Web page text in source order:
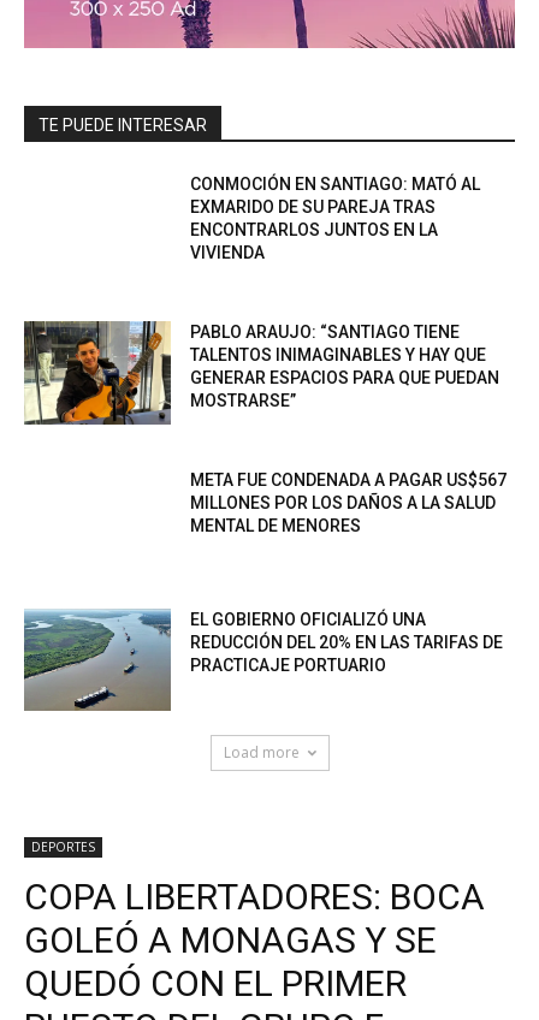
TE PUEDE INTERESAR
CONMOCIÓN EN SANTIAGO: MATÓ AL
EXMARIDO DE SU PAREJA TRAS
ENCONTRARLOS JUNTOS EN LA
VIVIENDA
PABLO ARAUJO: “SANTIAGO TIENE
TALENTOS INIMAGINABLES Y HAY QUE
GENERAR ESPACIOS PARA QUE PUEDAN
MOSTRARSE”
META FUE CONDENADA A PAGAR US$567
MILLONES POR LOS DAÑOS A LA SALUD
MENTAL DE MENORES
EL GOBIERNO OFICIALIZÓ UNA
REDUCCIÓN DEL 20% EN LAS TARIFAS DE
PRACTICAJE PORTUARIO
Load more